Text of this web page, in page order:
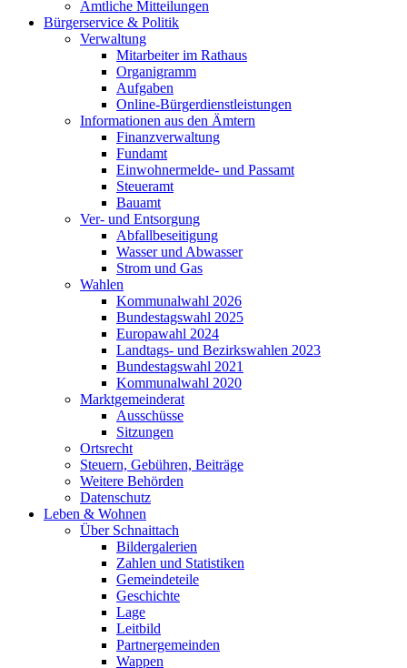
Amtliche Mitteilungen
Bürgerservice & Politik
Verwaltung
Mitarbeiter im Rathaus
Organigramm
Aufgaben
Online-Bürgerdienstleistungen
Informationen aus den Ämtern
Finanzverwaltung
Fundamt
Einwohnermelde- und Passamt
Steueramt
Bauamt
Ver- und Entsorgung
Abfallbeseitigung
Wasser und Abwasser
Strom und Gas
Wahlen
Kommunalwahl 2026
Bundestagswahl 2025
Europawahl 2024
Landtags- und Bezirkswahlen 2023
Bundestagswahl 2021
Kommunalwahl 2020
Marktgemeinderat
Ausschüsse
Sitzungen
Ortsrecht
Steuern, Gebühren, Beiträge
Weitere Behörden
Datenschutz
Leben & Wohnen
Über Schnaittach
Bildergalerien
Zahlen und Statistiken
Gemeindeteile
Geschichte
Lage
Leitbild
Partnergemeinden
Wappen